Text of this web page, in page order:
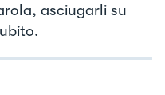
asciugarli su